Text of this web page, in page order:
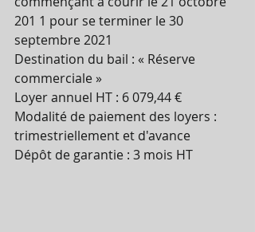
201 1 pour se terminer le 30
septembre 2021
Destination du bail : « Réserve
commerciale »
Loyer annuel HT : 6 079,44 €
Modalité de paiement des loyers :
trimestriellement et d'avance
Dépôt de garantie : 3 mois HT